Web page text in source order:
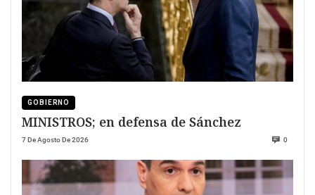
GOBIERNO
MINISTROS; en defensa de Sánchez
7 De Agosto De 2026 0